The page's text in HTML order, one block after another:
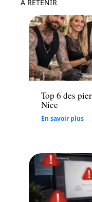
À RETENIR
Famille
Top 6 des
Nice
En savoir plus